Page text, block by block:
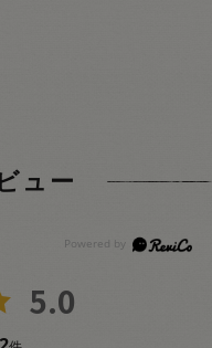
ュー
5.0